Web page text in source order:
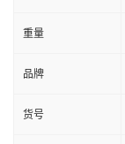
重量
品牌
货号